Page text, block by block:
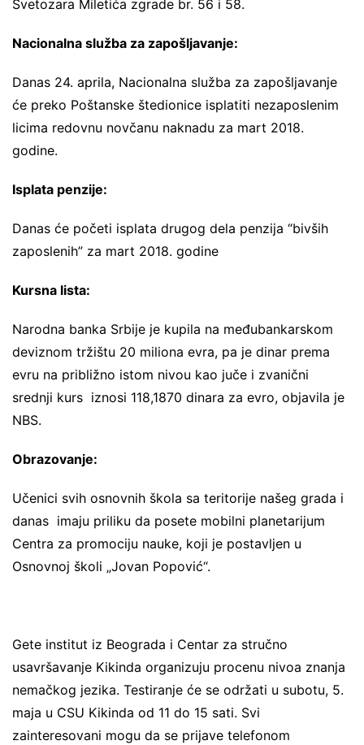
Svetozara Miletića zgrade br. 56 i 58.
Nacionalna služba za zapošljavanje:
Danas 24. aprila, Nacionalna služba za zapošljavanje
će preko Poštanske štedionice isplatiti nezaposlenim
licima redovnu novčanu naknadu za mart 2018.
godine.
Isplata penzije:
Danas će početi isplata drugog dela penzija “bivših
zaposlenih” za mart 2018. godine
Kursna lista:
Narodna banka Srbije je kupila na međubankarskom
deviznom tržištu 20 miliona evra, pa je dinar prema
evru na približno istom nivou kao juče i zvanični
srednji kurs iznosi 118,1870 dinara za evro, objavila je
NBS.
Obrazovanje:
Učenici svih osnovnih škola sa teritorije našeg grada i
danas imaju priliku da posete mobilni planetarijum
Centra za promociju nauke, koji je postavljen u
Osnovnoj školi „Jovan Popović“.
Gete institut iz Beograda i Centar za stručno
usavršavanje Kikinda organizuju procenu nivoa znanja
nemačkog jezika. Testiranje će se održati u subotu, 5.
maja u CSU Kikinda od 11 do 15 sati. Svi
zainteresovani mogu da se prijave telefonom